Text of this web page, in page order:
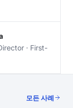
· First-
모든 사례